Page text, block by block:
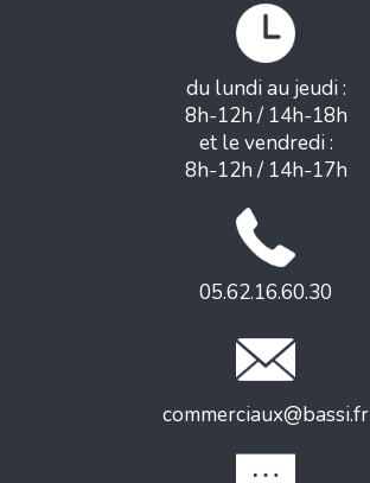
du lundi au jeudi :
8h-12h / 14h-18h
et le vendredi :
8h-12h / 14h-17h
05.62.16.60.30
commerciaux@bassi.fr